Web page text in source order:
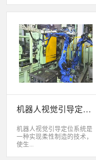
差，3D视觉定位系统能够根
据工件的三维特征信息，准
确获取工件的三维位置信
息。该系统可广泛应用于各
类生产线上物料搬运、装
配、上架、下架等。 系统
采用最先进的2D、2.5D和
3D视觉定位技术，引导机器
空间内目标工件的准确抓
上存在位移和角度偏差，3D
的三维特征信息，准确获取
工件的三维位置信息。该系
统可广泛应用于各类生产线
上物料搬运、装配、上架、
下架等。
机器人视觉引导定位系统
机器人视觉引导定位系统是
一种实现柔性制造的技术，
使生...